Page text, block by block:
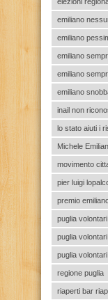
emiliano
emiliano
emiliano
emiliano
emiliano
inail non
lo stato aiuti i
Michele
movimento
pier luigi
premio
puglia
puglia
puglia
regione puglia
riaperti bar